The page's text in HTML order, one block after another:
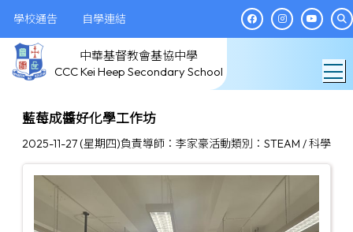
學校通告 自學連結
中華基督教會基協中學
CCC Kei Heep Secondary School
藍莓成醬好化學工作坊
2025-11-27 (星期四)負責導師：李家豪活動類別：STEAM / 科學